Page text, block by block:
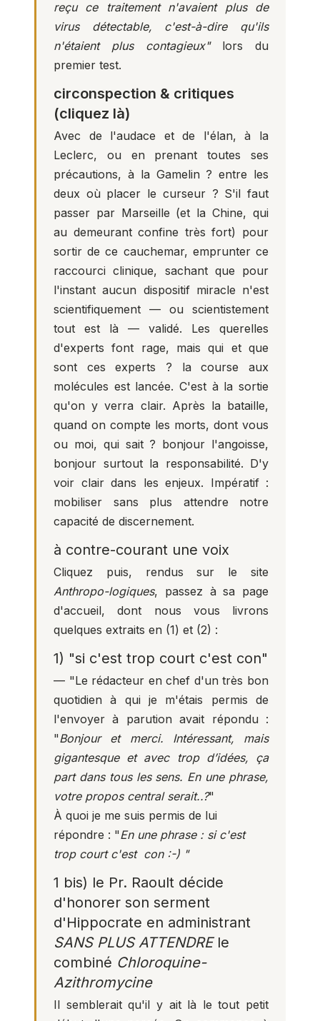
reçu ce traitement n'avaient plus de
virus détectable, c'est-à-dire qu'ils
n'étaient plus contagieux" lors du
premier test.
circonspection & critiques
(cliquez là)
Avec de l'audace et de l'élan, à la
Leclerc, ou en prenant toutes ses
précautions, à la Gamelin ? entre les
deux où placer le curseur ? S'il faut
passer par Marseille (et la Chine, qui
au demeurant confine très fort) pour
sortir de ce cauchemar, emprunter ce
raccourci clinique, sachant que pour
l'instant aucun dispositif miracle n'est
scientifiquement — ou scientistement
tout est là — validé. Les querelles
d'experts font rage, mais qui et que
sont ces experts ? la course aux
molécules est lancée. C'est à la sortie
qu'on y verra clair. Après la bataille,
quand on compte les morts, dont vous
ou moi, qui sait ? bonjour l'angoisse,
bonjour surtout la responsabilité. D'y
voir clair dans les enjeux. Impératif :
mobiliser sans plus attendre notre
capacité de discernement.
à contre-courant une voix
Cliquez puis, rendus sur le site
Anthropo-logiques, passez à sa page
d'accueil, dont nous vous livrons
quelques extraits en (1) et (2) :
1) "si c'est trop court c'est con"
— "Le rédacteur en chef d'un très bon
quotidien à qui je m'étais permis de
l'envoyer à parution avait répondu :
"Bonjour et merci. Intéressant, mais
gigantesque et avec trop d’idées, ça
part dans tous les sens. En une phrase,
votre propos central serait..?"
À quoi je me suis permis de lui
répondre : "En une phrase : si c'est
trop court c'est con :-) "
1 bis) le Pr. Raoult décide
d'honorer son serment
d'Hippocrate en administrant
SANS PLUS ATTENDREle
combiné Chloroquine-
Azithromycine
Il semblerait qu'il y ait là le tout petit